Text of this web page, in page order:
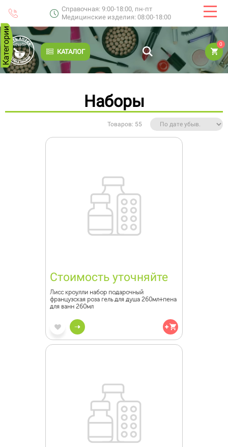
Справочная: 9:00-18:00, пн-пт
Медицинские изделия: 08:00-18:00
КАТАЛОГ
0
Категории
Наборы
Товаров: 55
Стоимость уточняйте
Лисс кроулли набор подарочный
французская роза гель для душа 260мл+пена
для ванн 260мл